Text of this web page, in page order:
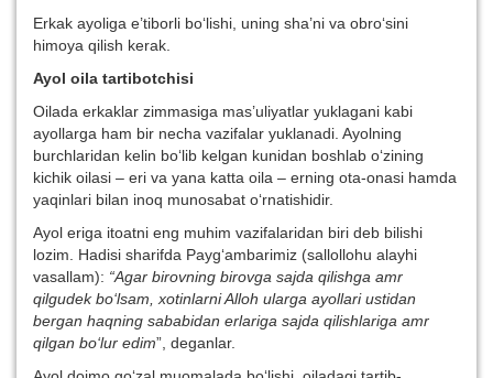
Erkak ayoliga e’tiborli bo‘lishi, uning sha’ni va obro‘sini
himoya qilish kerak.
Ayol oila tartibotchisi
Oilada erkaklar zimmasiga mas’uliyatlar yuklagani kabi
ayollarga ham bir necha vazifalar yuklanadi. Ayolning
burchlaridan kelin bo‘lib kelgan kunidan boshlab o‘zining
kichik oilasi – eri va yana katta oila – erning ota-onasi hamda
yaqinlari bilan inoq munosabat o‘rnatishidir.
Ayol eriga itoatni eng muhim vazifalaridan biri deb bilishi
lozim. Hadisi sharifda Payg‘ambarimiz (sallollohu alayhi
vasallam): “Agar birovning birovga sajda qilishga amr
qilgudek bo‘lsam, xotinlarni Alloh ularga ayollari ustidan
bergan haqning sababidan erlariga sajda qilishlariga amr
qilgan bo‘lur edim”, deganlar.